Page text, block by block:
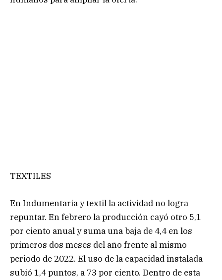
TEXTILES
En Indumentaria y textil la actividad no logra
repuntar. En febrero la producción cayó otro 5,1
por ciento anual y suma una baja de 4,4 en los
primeros dos meses del año frente al mismo
periodo de 2022. El uso de la capacidad instalada
subió 1,4 puntos, a 73 por ciento. Dentro de esta